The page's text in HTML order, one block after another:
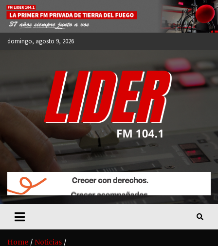
Skip
content
domingo, agosto 9, 2026
FM LIDER 104.1
Home
Noticias